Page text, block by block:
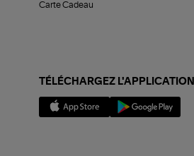
Carte Cadeau
TÉLÉCHARGEZ L'APPLICATION